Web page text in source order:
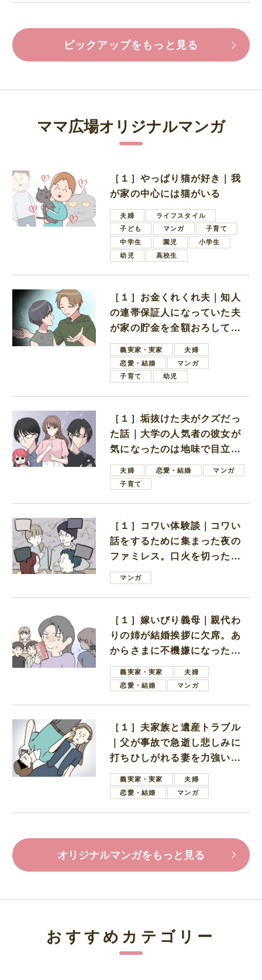
ピックアップをもっと見る
ママ広場オリジナルマンガ
［１］やっぱり猫が好き｜我
が家の中心には猫がいる
夫婦
ライフスタイル
子ども
マンガ
子育て
中学生
園児
小学生
幼児
高校生
［１］お金くれくれ夫｜知人
の連帯保証人になっていた夫
が家の貯金を全額おろしてほ
しいと言ってきた
義実家・実家
夫婦
恋愛・結婚
マンガ
子育て
幼児
［１］垢抜けた夫がクズだっ
た話｜大学の人気者の彼女が
気になったのは地味で目立た
ない男子学生
夫婦 恋愛・結婚
マンガ
子育て
［１］コワい体験談｜コワい
話をするために集まった夜の
ファミレス。口火を切ったの
は電車好きの男の子ママ
マンガ
［１］嫁いびり義母｜親代わ
りの姉が結婚挨拶に欠席。あ
からさまに不機嫌になった義
母義実家・実家
夫婦
恋愛・結婚
マンガ
［１］夫家族と遺産トラブル
｜父が事故で急逝し悲しみに
打ちひしがれる妻を力強い言
葉で励ます夫
義実家・実家
夫婦
恋愛・結婚
マンガ
オリジナルマンガをもっと見る
おすすめカテゴリー